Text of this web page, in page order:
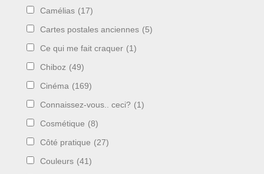
Camélias (17)
Cartes postales anciennes (5)
Ce qui me fait craquer (1)
Chiboz (49)
Cinéma (169)
Connaissez-vous.. ceci? (1)
Cosmétique (8)
Côté pratique (27)
Couleurs (41)